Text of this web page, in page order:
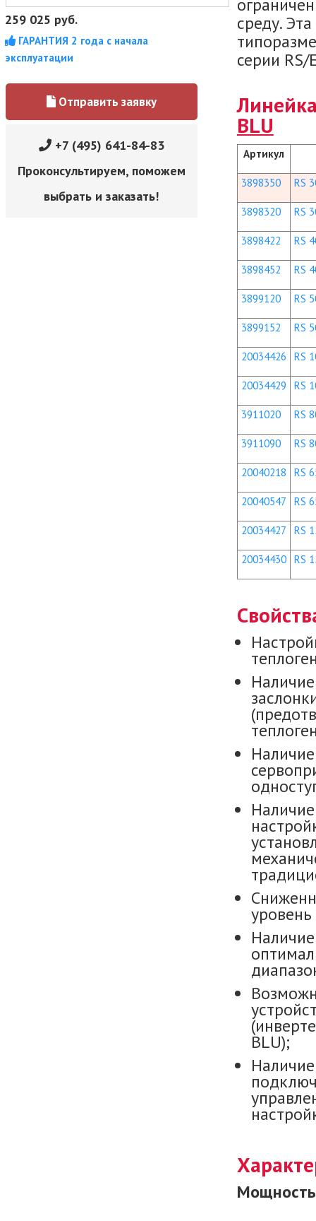
259 025 руб.
ГАРАНТИЯ 2 года с начала
эксплуатации
Отправить заявку
+7 (495) 641-84-83
Проконсультируем, поможем
выбрать и заказать!
среду.
серии
BLU
Артикул
3898350 RS
3898320 RS
3898422 RS
3898452 RS
3899120 RS
3899152 RS
20034426 RS
20034429 RS
3911020 RS
3911090 RS
20040218 RS
20040547 RS
20034427 RS
20034430 RS
BLU);
Мощность